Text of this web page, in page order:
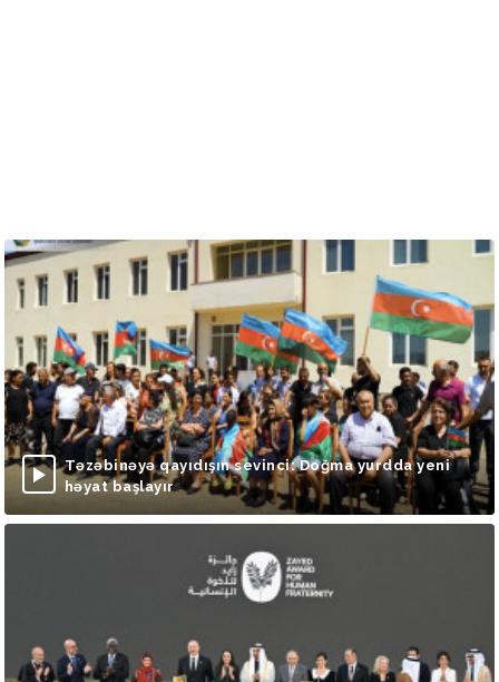
Təzəbinəyə qayıdışın sevinci: Doğma yurdda yeni
həyat başlayır